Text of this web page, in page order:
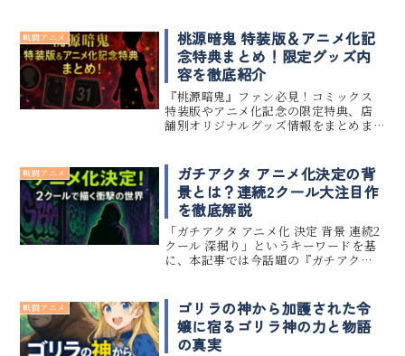
れた完結だったのかを徹底検証します。
本記事では、漫画版の評価や最終回の...
戦闘アニメ
桃源暗鬼 特装版＆アニメ化記
念特典まとめ！限定グッズ内
容を徹底紹介
『桃源暗鬼』ファン必見！コミックス
特装版やアニメ化記念の限定特典、店
舗別オリジナルグッズ情報をまとめま
ソンで手に入る限定アイテムまで、最
新の内容を詳しく紹介します...
戦闘アニメ
ガチアクタ アニメ化決定の背
景とは？連続2クール大注目作
を徹底解説
「ガチアクタ アニメ化 決定 背景 連続2
クール 深掘り」というキーワードを基
に、本記事では今話題の『ガチアク
ます。原作：裏那圭／graffiti
design：晏童秀吉に...
戦闘アニメ
ゴリラの神から加護された令
嬢に宿るゴリラ神の力と物語
の真実